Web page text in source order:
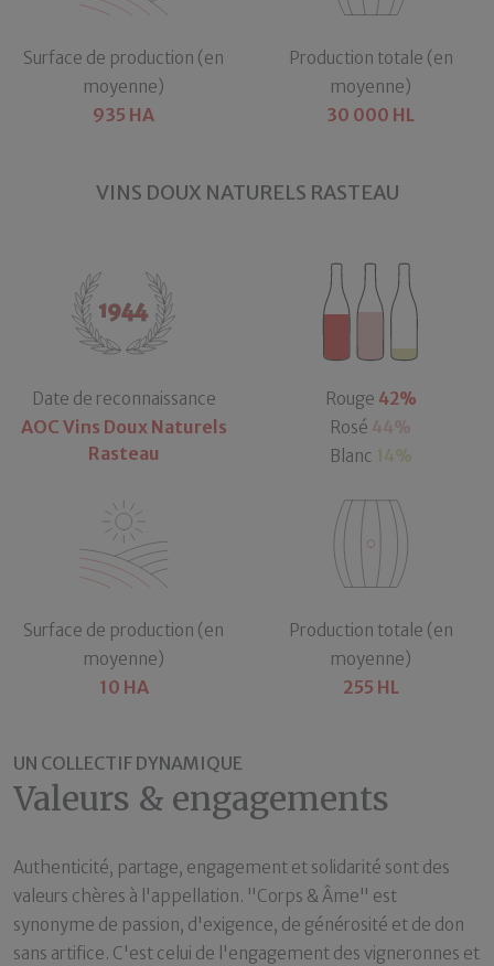
Surface de production (en
moyenne)
935 HA
Production totale (en
moyenne)
30 000 HL
VINS DOUX NATURELS RASTEAU
Date de reconnaissance
AOC Vins Doux Naturels
Rasteau
Rouge 42%
Rosé
Blanc 14%
Surface de production (en
moyenne)
10 HA
Production totale (en
moyenne)
255 HL
UN COLLECTIF DYNAMIQUE
Valeurs & engagements
Authenticité, partage, engagement et solidarité sont des
valeurs chères à l'appellation. "Corps & Âme" est
synonyme de passion, d'exigence, de générosité et de don
sans artifice. C'est celui de l'engagement des vigneronnes et